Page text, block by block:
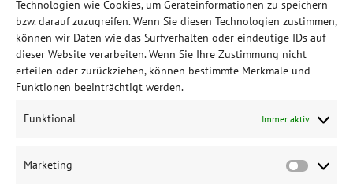
Technologien wie Cookies, um Geräteinformationen zu speichern
bzw. darauf zuzugreifen. Wenn Sie diesen Technologien zustimmen,
können wir Daten wie das Surfverhalten oder eindeutige IDs auf
dieser Website verarbeiten. Wenn Sie Ihre Zustimmung nicht
erteilen oder zurückziehen, können bestimmte Merkmale und
Funktionen beeinträchtigt werden.
Funktional Immer aktiv
Marketing